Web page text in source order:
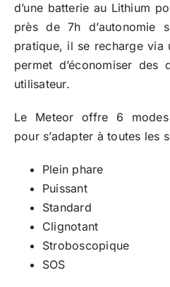
d’une batterie au Lithium
près de 7h
pratique, il se recharge via
permet d’économiser
utilisateur.
Le Meteor offre 6 modes
pour s’adapter à toutes les
Plein phare
Puissant
Standard
Clignotant
Stroboscopique
SOS